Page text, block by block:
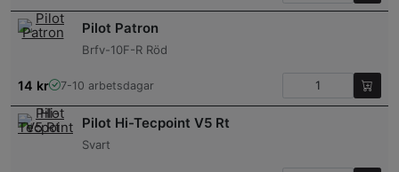
Pilot Patron
Brfv-10F-R Röd
14 kr 7-10 arbetsdagar
Pilot Hi-Tecpoint V5 Rt
Svart